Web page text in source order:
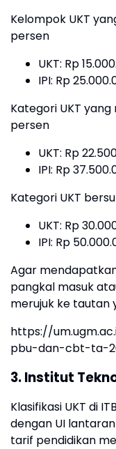
Kelompok UKT
persen
UKT: Rp
IPI: Rp
Kategori UKT
persen
UKT: Rp
IPI: Rp
Kategori UKT
UKT: Rp
IPI: Rp
Agar
pangkal masuk
merujuk ke tautan
https://
pbu-dan-cbt-ta-
3. Institut
Klasifikasi UKT di
dengan UI
tarif pendidikan